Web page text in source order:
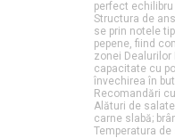
perfect
Structura de
se prin notele
pepene, fiind
zonei
capacitate cu
învechirea în
Recomandări
Alături de
carne slabă;
Temperatura de